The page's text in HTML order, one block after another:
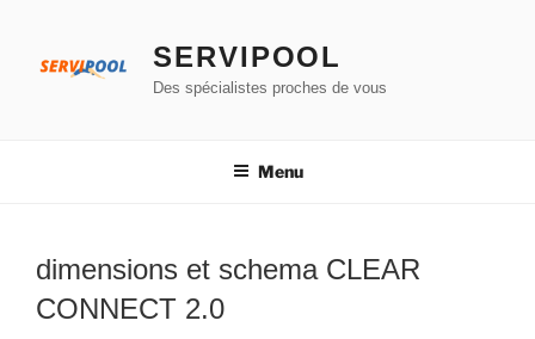
contenu
SERVIPOOL
Des spécialistes proches de vous
Menu
dimensions et schema CLEAR
CONNECT 2.0